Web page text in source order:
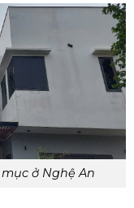
ở Nghệ An